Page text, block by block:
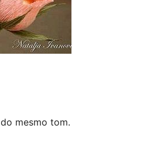
mesmo tom.